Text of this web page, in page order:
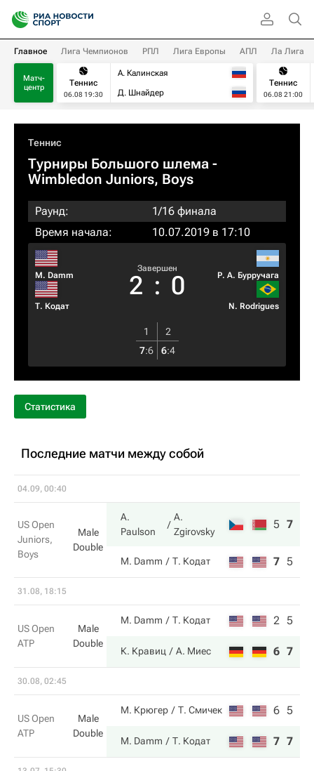
Главное Лига Чемпионов РПЛ Лига Европы АПЛ Ла Лига
Матч-
центр
Теннис
06.08 19:30
А. Калинская
Д. Шнайдер
Теннис
06.08 21:00
Теннис
Турниры Большого шлема -
Wimbledon Juniors, Boys
Раунд:
1/16 финала
Время начала:
10.07.2019 в 17:10
M. Damm
Т. Кодат
Завершен
2 : 0 Р. А. Бурручага
N. Rodrigues
1
2
7:6 6:4
Статистика
Последние матчи между собой
04.09, 00:40
US Open
Juniors,
Boys
Male
Double
A.
Paulson
A.
Zgirovsky
5 7
M. Damm Т. Кодат 7 5
31.08, 18:15
US Open
ATP
Male
Double
M. Damm Т. Кодат 2 5
К. Кравиц А. Миес 6 7
30.08, 02:45
US Open
ATP
Male
Double
М. Крюгер Т. Смичек 6 5
M. Damm Т. Кодат 7 7